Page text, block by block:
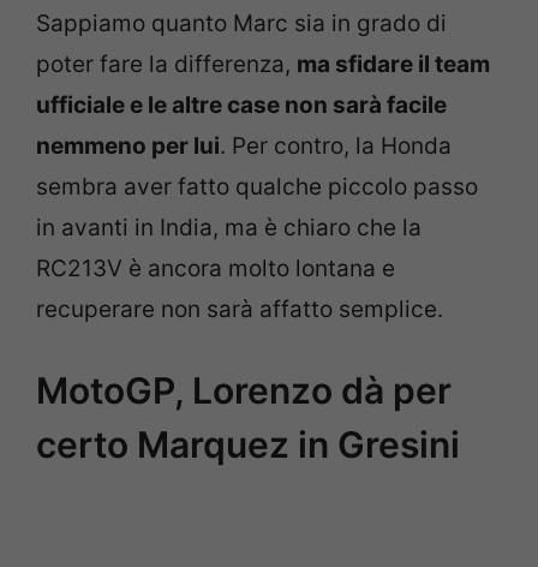
Sappiamo quanto Marc sia in grado di
poter fare la differenza, ma sfidare il team
ufficiale e le altre case non sarà facile
nemmeno per lui. Per contro, la Honda
sembra aver fatto qualche piccolo passo
in avanti in India, ma è chiaro che la
RC213V è ancora molto lontana e
recuperare non sarà affatto semplice.
MotoGP, Lorenzo dà per
certo Marquez in Gresini